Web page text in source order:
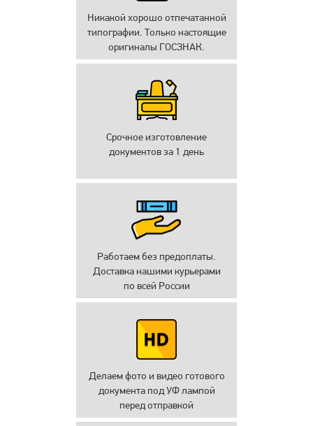
Никакой хорошо отпечатанной
типографии. Только настоящие
оригиналы ГОСЗНАК.
Срочное изготовление
документов за 1 день
Работаем без предоплаты.
Доставка нашими курьерами
по всей России
Делаем фото и видео готового
документа под УФ лампой
перед отправкой